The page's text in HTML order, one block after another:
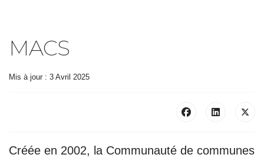
MACS
Mis à jour : 3 Avril 2025
Créée en 2002, la Communauté de communes